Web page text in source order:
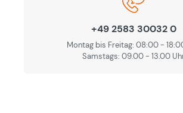
+49 2583 30032 0
Montag bis Freitag: 08:00 -
Samstags: 09.00 - 13.00